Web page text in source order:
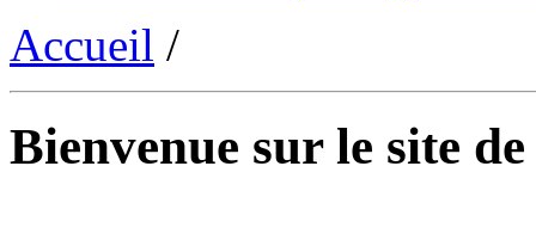
Accueil /
Bienvenue sur le site